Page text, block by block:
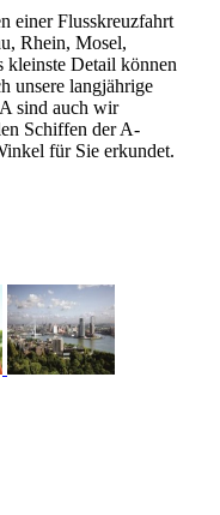
einer Flusskreuzfahrt
Rhein, Mosel,
kleinste Detail können
unsere langjährige
sind auch wir
Schiffen der A-
für Sie erkundet.